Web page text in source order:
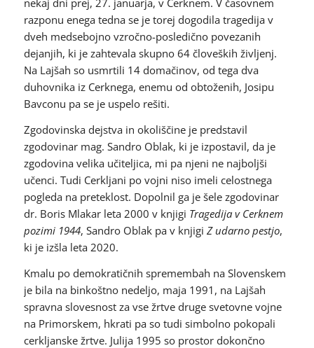
nekaj dni prej, 27. januarja, v Cerknem. V časovnem
razponu enega tedna se je torej dogodila tragedija v
dveh medsebojno vzročno-posledično povezanih
dejanjih, ki je zahtevala skupno 64 človeških življenj.
Na Lajšah so usmrtili 14 domačinov, od tega dva
duhovnika iz Cerknega, enemu od obtoženih, Josipu
Bavconu pa se je uspelo rešiti.
Zgodovinska dejstva in okoliščine je predstavil
zgodovinar mag. Sandro Oblak, ki je izpostavil, da je
zgodovina velika učiteljica, mi pa njeni ne najboljši
učenci. Tudi Cerkljani po vojni niso imeli celostnega
pogleda na preteklost. Dopolnil ga je šele zgodovinar
dr. Boris Mlakar leta 2000 v knjigi Tragedija v Cerknem
pozimi 1944, Sandro Oblak pa v knjigi Z udarno pestjo,
ki je izšla leta 2020.
Kmalu po demokratičnih spremembah na Slovenskem
je bila na binkoštno nedeljo, maja 1991, na Lajšah
spravna slovesnost za vse žrtve druge svetovne vojne
na Primorskem, hkrati pa so tudi simbolno pokopali
cerkljanske žrtve. Julija 1995 so prostor dokončno